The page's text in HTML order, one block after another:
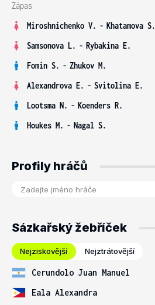
Zápas
Miroshnichenko V. - Khatamova S.
Samsonova L. - Rybakina E.
Fomin S. - Zhukov M.
Alexandrova E. - Svitolina E.
Lootsma N. - Koenders R.
Houkes M. - Nagal S.
Profily hráčů
Sázkařský žebříček
Nejziskovější Nejztrátovější
Cerundolo Juan Manuel
Eala Alexandra